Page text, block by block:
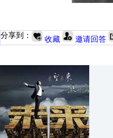
分享到： 收藏 邀请回答